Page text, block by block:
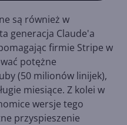
są również w
generacja Claude'a
firmie Stripe w
potężne
(50 milionów linijek),
miesiące. Z kolei w
wersje tego
przyspieszenie